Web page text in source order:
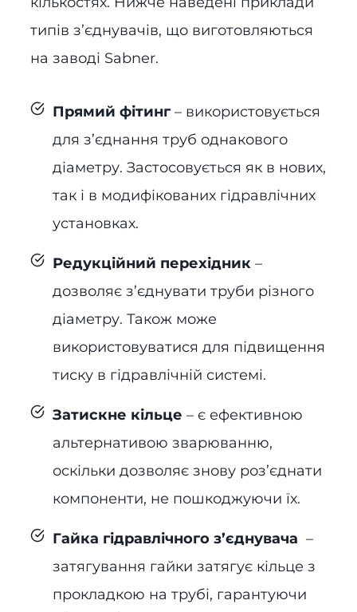
типів з’єднувачів, що виготовляються
на заводі Sabner.
Прямий фітинг– використовується
для з’єднання труб однакового
діаметру. Застосовується як в нових,
так і в модифікованих гідравлічних
установках.
Редукційний перехідник –
дозволяє з’єднувати труби різного
діаметру. Також може
використовуватися для підвищення
тиску в гідравлічній системі.
Затискне кільце – є ефективною
альтернативою зварюванню,
оскільки дозволяє знову роз’єднати
компоненти, не пошкоджуючи їх.
Гайка гідравлічного з’єднувача –
затягування гайки затягує кільце з
прокладкою на трубі, гарантуючи